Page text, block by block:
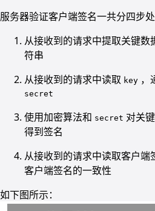
服务器验证客户端签名一共分四步处
从接收到的请求中提取关键
符串
从接收到的请求中读取 key ，
secret
使用加密算法和 secret 对关
得到签名
从接收到的请求中读取客户
客户端签名的一致性
如下图所示：